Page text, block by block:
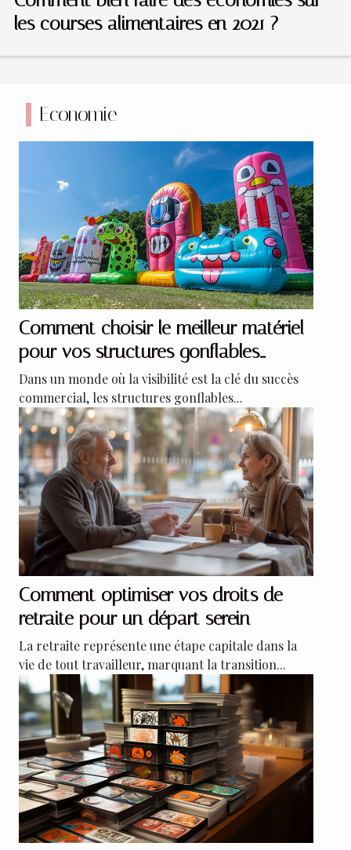
les courses alimentaires en 2021 ?
Economie
Comment choisir le meilleur matériel
pour vos structures gonflables
publicitaires
Dans un monde où la visibilité est la clé du succès
commercial, les structures gonflables...
Comment optimiser vos droits de
retraite pour un départ serein
La retraite représente une étape capitale dans la
vie de tout travailleur, marquant la transition...